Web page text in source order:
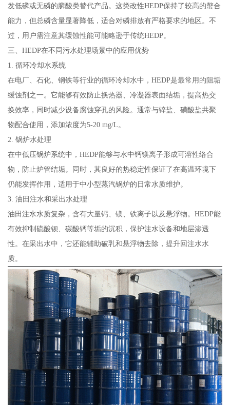
发低磷或无磷的膦酸类替代产品。这类改性HEDP保持了较高的螯合
能力，但总磷含量显著降低，适合对磷排放有严格要求的地区。不
过，用户需注意其缓蚀性能可能略逊于传统HEDP。
三、HEDP在不同污水处理场景中的应用优势
1. 循环冷却水系统
在电厂、石化、钢铁等行业的循环冷却水中，HEDP是最常用的阻垢
缓蚀剂之一。它能够有效防止换热器、冷凝器表面结垢，提高热交
换效率，同时减少设备腐蚀穿孔的风险。通常与锌盐、磺酸盐共聚
物配合使用，添加浓度为5-20 mg/L。
2. 锅炉水处理
在中低压锅炉系统中，HEDP能够与水中钙镁离子形成可溶性络合
物，防止炉管结垢。同时，其良好的热稳定性保证了在高温环境下
仍能发挥作用，适用于中小型蒸汽锅炉的日常水质维护。
3. 油田注水和采出水处理
油田注水水质复杂，含有大量钙、镁、铁离子以及悬浮物。HEDP能
有效抑制硫酸钡、碳酸钙等垢的沉积，保护注水设备和地层渗透
性。在采出水中，它还能辅助破乳和悬浮物去除，提升回注水水
质。